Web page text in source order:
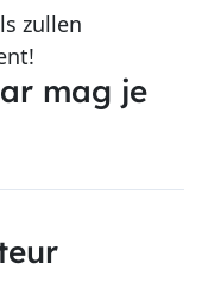
zullen
mag je